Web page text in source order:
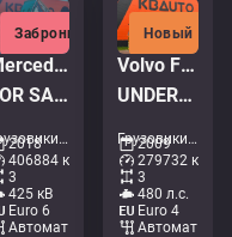
Забронировано
Mercedes-Benz Actros 2658 6x4
FOR SALE AS CHASSIS / RETARDER / CHASSIS L=6600 mm
Грузовики - Шасси • M435-3734
2018
406884 км
3
425 кВ
Euro 6
Aвтомат
Новый
Volvo FH480 6x4
UNDERBODY SCARPER / SNOWPLOW EQUIPMENT
Грузовики - Самосвал • M012-2881
2009
279732 км
3
480 л.с.
Euro 4
Aвтомат